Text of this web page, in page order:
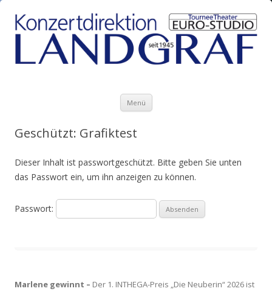
Menü
Geschützt: Grafiktest
Dieser Inhalt ist passwortgeschützt. Bitte geben Sie unten
das Passwort ein, um ihn anzeigen zu können.
Passwort:
Marlene gewinnt – Der 1. INTHEGA-Preis „Die Neuberin“ 2026 ist